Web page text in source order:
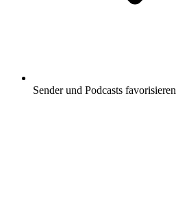
Sender und Podcasts favorisieren